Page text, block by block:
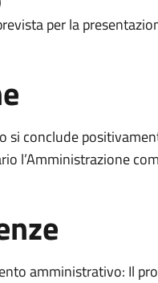
per la
conclude
l’Amministrazione
amministrativo: Il